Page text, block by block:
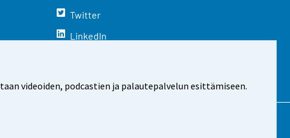
videoiden, podcastien ja palautepalvelun esittämiseen.
Twitter
LinkedIn